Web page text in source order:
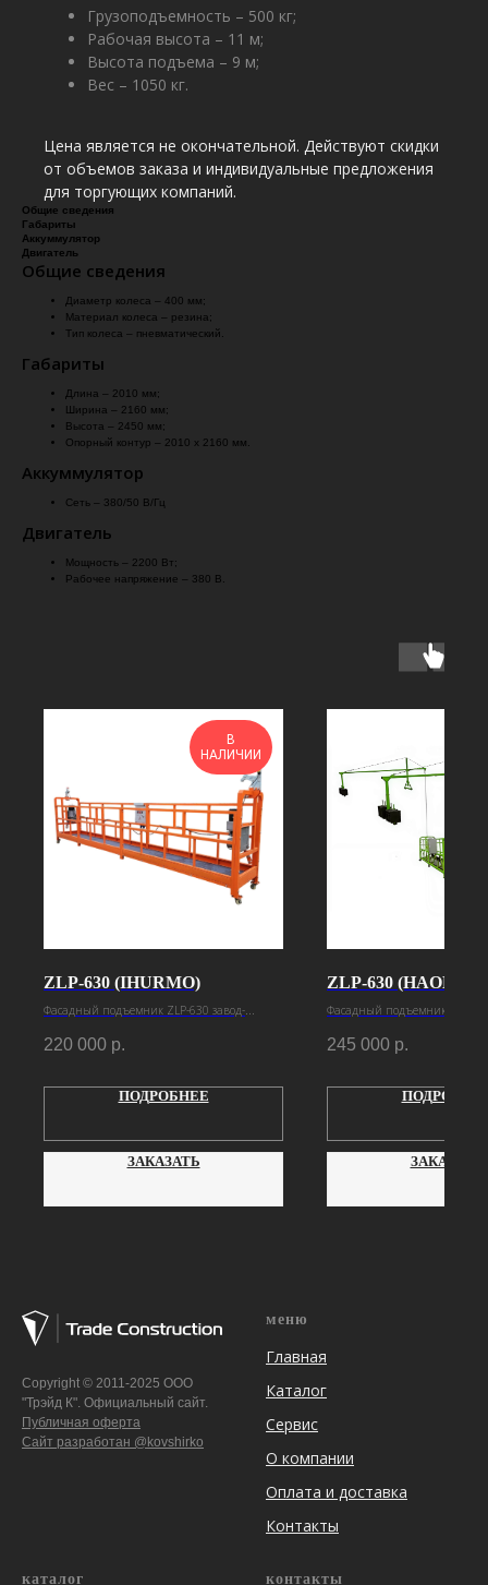
Грузоподъемность – 500 кг;
Рабочая высота – 11 м;
Высота подъема – 9 м;
Вес – 1050 кг.
Цена является не окончательной. Действуют скидки
от объемов заказа и индивидуальные предложения
для торгующих компаний.
Общие сведения
Габариты
Аккуммулятор
Двигатель
Общие сведения
Диаметр колеса – 400 мм;
Материал колеса – резина;
Тип колеса – пневматический.
Габариты
Длина – 2010 мм;
Ширина – 2160 мм;
Высота – 2450 мм;
Опорный контур – 2010 х 2160 мм.
Аккуммулятор
Сеть – 380/50 В/Гц
Двигатель
Мощность – 2200 Вт;
Рабочее напряжение – 380 В.
В
НАЛИЧИИ
ZLP-630 (IHURMO)
Фасадный подъемник ZLP-630 завод-
220 000 р.
ПОДРОБНЕЕ
ЗАКАЗАТЬ
ZLP-630 (HAOKE)
Фасадный подъемник ZLP-
245 000 р.
ЗАКАЗАТЬ
Copyright © 2011-2025 ООО
"Трэйд К". Официальный сайт.
Публичная оферта
Сайт разработан @kovshirko
меню
Главная
Каталог
Сервис
О компании
Оплата и доставка
Контакты
каталог контакты